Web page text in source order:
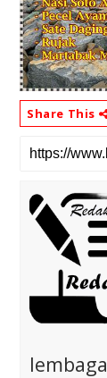
Share This